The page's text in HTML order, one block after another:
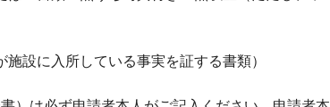
設に入所している事実を証する書類）